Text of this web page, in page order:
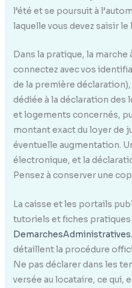
l’été et se poursuit à
laquelle vous devez saisir
Dans la pratique, la marche
connectez avec vos
de la première
dédiée à la déclaration des
et logements concernés,
montant exact du loyer de
éventuelle augmentation.
électronique, et la
Pensez à conserver une
La caisse et les portails
tutoriels et fiches pratiques
détaillent la procédure
Ne pas déclarer dans les
versée au locataire, ce qui,